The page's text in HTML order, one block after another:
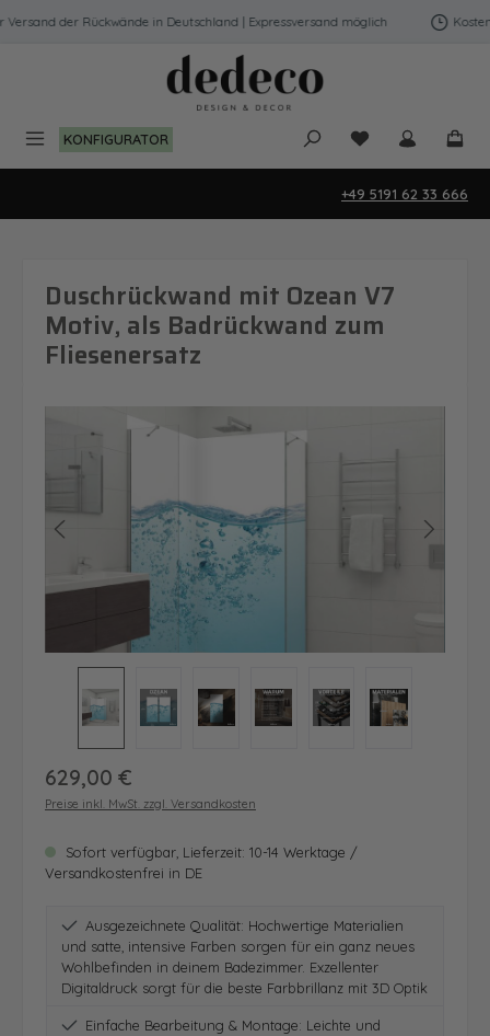
Zum Hauptinhalt springen
der Rückwände in Deutschland | Expressversand möglich
KONFIGURATOR Du hast 0
+49 5191 62 33 666
Duschrückwand mit Ozean V7
Motiv, als Badrückwand zum
Fliesenersatz
Regulärer Preis:
629,00 €
Preise inkl. MwSt. zzgl. Versandkosten
Sofort verfügbar, Lieferzeit: 10-14 Werktage /
Versandkostenfrei in DE
Ausgezeichnete Qualität: Hochwertige Materialien
und satte, intensive Farben sorgen für ein ganz neues
Wohlbefinden in deinem Badezimmer. Exzellenter
Digitaldruck sorgt für die beste Farbbrillanz mit 3D Optik
Einfache Bearbeitung & Montage: Leichte und